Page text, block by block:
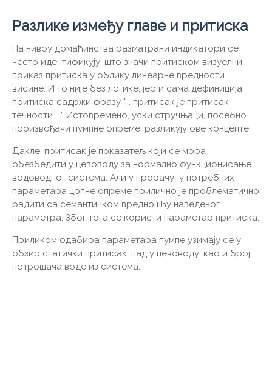
Разлике између главе и притиска
На нивоу домаћинства разматрани индикатори се
често идентификују, што значи притиском визуелни
приказ притиска у облику линеарне вредности
висине. И то није без логике, јер и сама дефиниција
притиска садржи фразу "... притисак је притисак
течности ...". Истовремено, уски стручњаци, посебно
произвођачи пумпне опреме, разликују ове концепте.
Дакле, притисак је показатељ који се мора
обезбедити у цевоводу за нормално функционисање
водоводног система. Али у прорачуну потребних
параметара црпне опреме прилично је проблематично
радити са семантичком вредношћу наведеног
параметра. Због тога се користи параметар притиска.
Приликом одабира параметара пумпе узимају се у
обзир статички притисак, пад у цевоводу, као и број
потрошача воде из система..